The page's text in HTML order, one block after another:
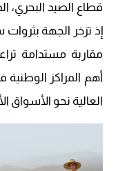
قطاع الصيد البحري،
إذ تزخر الجهة
مقاربة مستدامة
أهم المراكز الوطنية
العالية نحو الأسواق